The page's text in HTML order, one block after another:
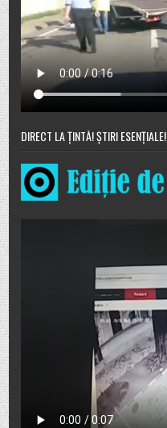
DIRECT LA ȚINTĂ! ȘTIRI ESENȚIALE!